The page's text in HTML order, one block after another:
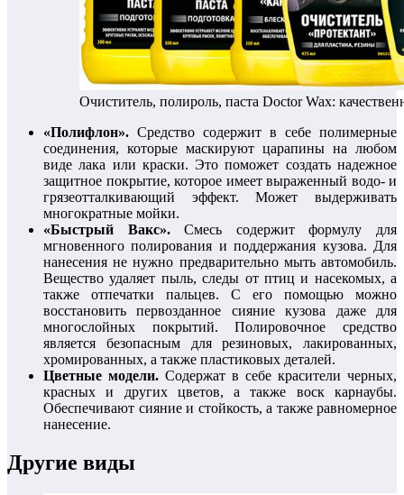
Очиститель, полироль, паста Doctor Wax:
«Полифлон». Средство содержит в себе полимерные
соединения, которые маскируют царапины на любом
виде лака или краски. Это поможет создать надежное
защитное покрытие, которое имеет выраженный водо- и
грязеотталкивающий эффект. Может выдерживать
многократные мойки.
«Быстрый Вакс».Смесь содержит формулу для
мгновенного полирования и поддержания кузова. Для
нанесения не нужно предварительно мыть автомобиль.
Вещество удаляет пыль, следы от птиц и насекомых, а
также отпечатки пальцев. С его помощью можно
восстановить первозданное сияние кузова даже для
многослойных покрытий. Полировочное средство
является безопасным для резиновых, лакированных,
хромированных, а также пластиковых деталей.
Цветные модели. Содержат в себе красители черных,
красных и других цветов, а также воск карнаубы.
Обеспечивают сияние и стойкость, а также равномерное
нанесение.
Другие виды